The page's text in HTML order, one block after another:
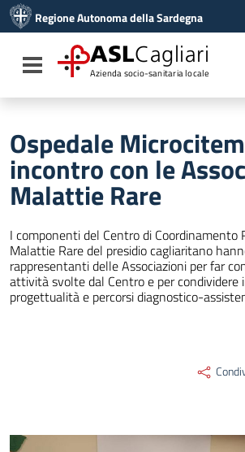
Vai al menu di navigazione
Vai al footer
Regione Autonoma della Sardegna
Toggle navigation
ASLCagliari
Azienda socio-sanitaria locale
Ospedale
incontro con le
Malattie Rare
I componenti del Centro di Coordinamento
Malattie Rare del presidio cagliaritano
rappresentanti delle Associazioni per far
attività svolte dal Centro e per condividere
progettualità e percorsi diagnostico-